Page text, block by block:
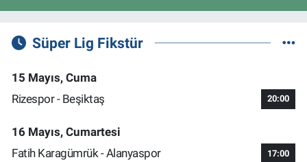
Süper Lig Fikstür
15 Mayıs, Cuma
Rizespor - Beşiktaş
20:00
16 Mayıs, Cumartesi
Fatih Karagümrük - Alanyaspor
17:00